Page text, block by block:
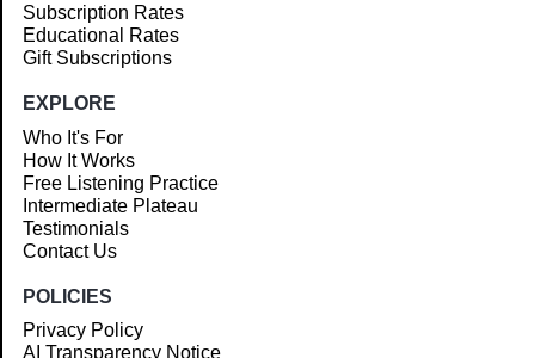
Subscription Rates
Educational Rates
Gift Subscriptions
EXPLORE
Who It's For
How It Works
Free Listening Practice
Intermediate Plateau
Testimonials
Contact Us
POLICIES
Privacy Policy
AI Transparency Notice